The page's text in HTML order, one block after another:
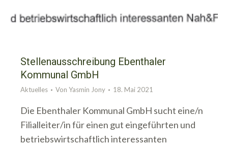
Stellenausschreibung Ebenthaler
Kommunal GmbH
Aktuelles Von Yasmin Jony 18. Mai 2021
Die Ebenthaler Kommunal GmbH sucht eine/n
Filialleiter/in für einen gut eingeführten und
betriebswirtschaftlich interessanten